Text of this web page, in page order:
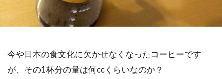
今や日本の食文化に欠かせなくなったコーヒーです
が、その1杯分の量は何ccくらいなのか？